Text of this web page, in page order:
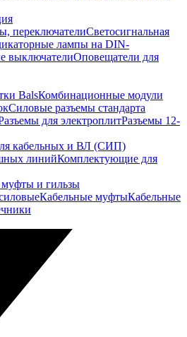
переключателиСветосигнальная
лампы на DIN-
выключателиОповещатели для
BalsКомбинационные модули
Силовые разъемы стандарта
для электроплитРазъемы 12-
кабельных и ВЛ (СИП)
линийКомплектующие для
и гильзы
Кабельные муфтыКабельные